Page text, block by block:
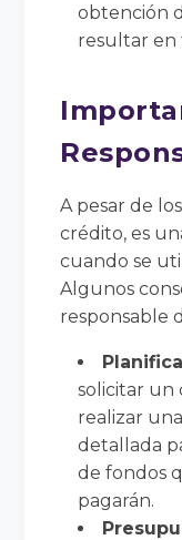
obtención
resultar en
A pesar de
crédito, es
cuando se
Algunos
responsable
solicitar un
realizar
detallada
de fondos
pagarán.